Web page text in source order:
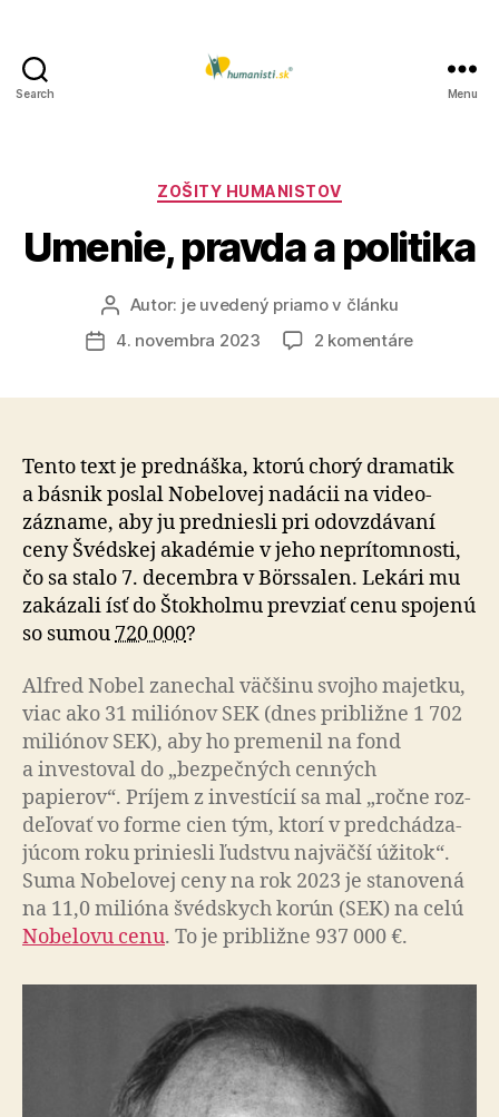
Search Menu
Kategórie
ZOŠITY HUMANISTOV
Umenie, pravda a politika
Autor
článku
Autor: je uvedený priamo v článku
Dátum
4. novembra 2023 2 komentárena
Tento text je prednáška, ktorú chorý dramatik
a básnik poslal Nobelovej nadácii na video­
zázname, aby ju pred­niesli pri odovzdá­vaní
ceny Švédskej akadémie v jeho neprí­tom­nosti,
čo sa stalo 7. de­cem­bra v Börssalen. Lekári mu
zakázali ísť do Štok­holmu prevziať cenu spojenú
so sumou 720 000?
Alfred Nobel zanechal väčšinu svojho majetku,
viac ako 31 miliónov SEK (dnes približne 1 702
miliónov SEK), aby ho pre­menil na fond
a inves­to­val do „bez­peč­ných cenných
papierov“. Príjem z inves­tícií sa mal „ročne roz­
de­ľo­vať vo forme cien tým, ktorí v pred­chá­dza­
jú­com roku priniesli ľudstvu naj­väčší úžitok“.
Suma Nobelovej ceny na rok 2023 je sta­no­vená
na 11,0 milióna švédskych korún (SEK) na celú
Nobelovu cenu. To je približne 937 000 €.